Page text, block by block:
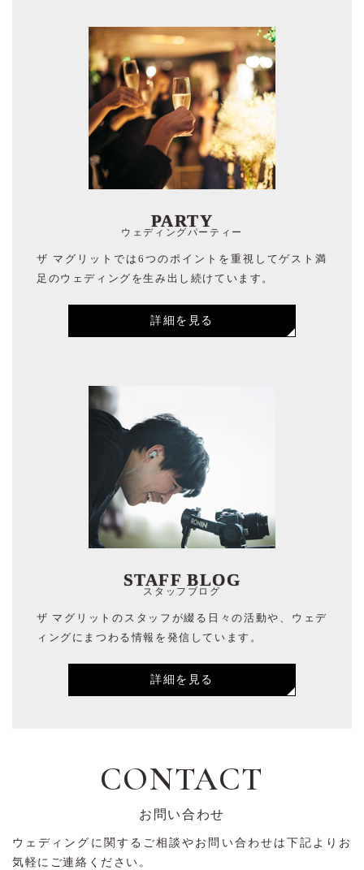
PARTY
ウェディングパーティー
ザ マグリットでは6つのポイントを重視してゲスト満
足のウェディングを生み出し続けています。
詳細を見る
STAFF BLOG
スタッフブログ
ザ マグリットのスタッフが綴る日々の活動や、ウェデ
ィングにまつわる情報を発信しています。
詳細を見る
CONTACT
お問い合わせ
ウェディングに関するご相談やお問い合わせは下記よりお
気軽にご連絡ください。